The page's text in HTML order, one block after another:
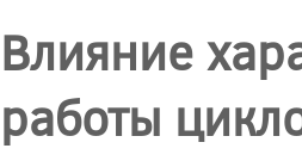
Влияние
работы